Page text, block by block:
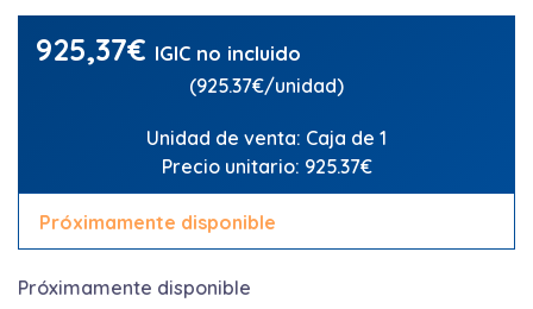
925,37€ IGIC no incluido
(925.37€/unidad)
Unidad de venta: Caja de 1
Precio unitario: 925.37€
Próximamente disponible
Próximamente disponible